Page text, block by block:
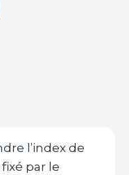
l’index de
par le